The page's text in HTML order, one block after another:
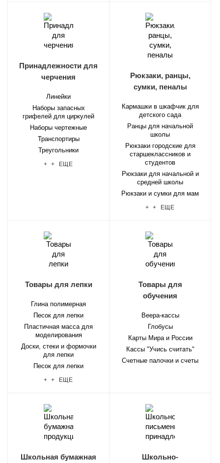
Принадлежности для
черчения
Линейки
Наборы запасных
грифелей для циркулей
Наборы чертежные
Транспортиры
Треугольники
+ + ЕЩЕ
Рюкзаки, ранцы,
сумки, пеналы
Кармашки в шкафчик для
детского сада
Ранцы для начальной
школы
Рюкзаки городские для
старшеклассников и
студентов
Рюкзаки для начальной и
средней школы
Рюкзаки и сумки для мам
+ + ЕЩЕ
Товары для лепки
Глина полимерная
Песок для лепки
Пластичная масса для
моделирования
Доски, стеки и формочки
для лепки
Песок для лепки
+ + ЕЩЕ
Товары для
обучения
Веера-кассы
Глобусы
Карты Мира и России
Кассы "Учись считать"
Счетные палочки и счеты
Школьная бумажная
Школьно-